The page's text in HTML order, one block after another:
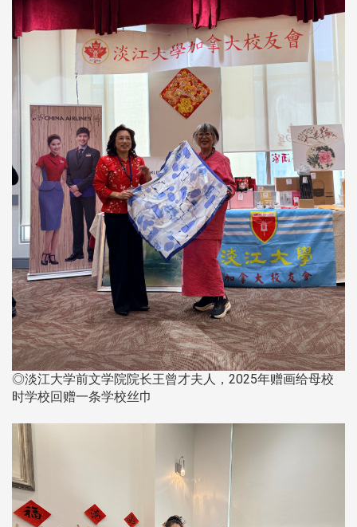
◎淡江大学前文学院院长王曾才夫人，2025年赠画给母校
时学校回赠一条学校丝巾